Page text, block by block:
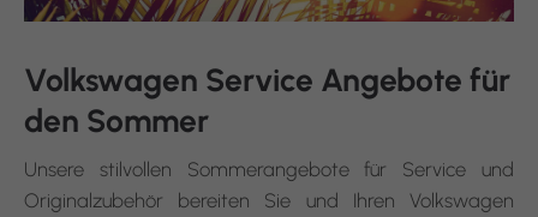
Volkswagen Service Angebote für
den Sommer
Unsere stilvollen Sommerangebote für Service und
Originalzubehör bereiten Sie und Ihren Volkswagen